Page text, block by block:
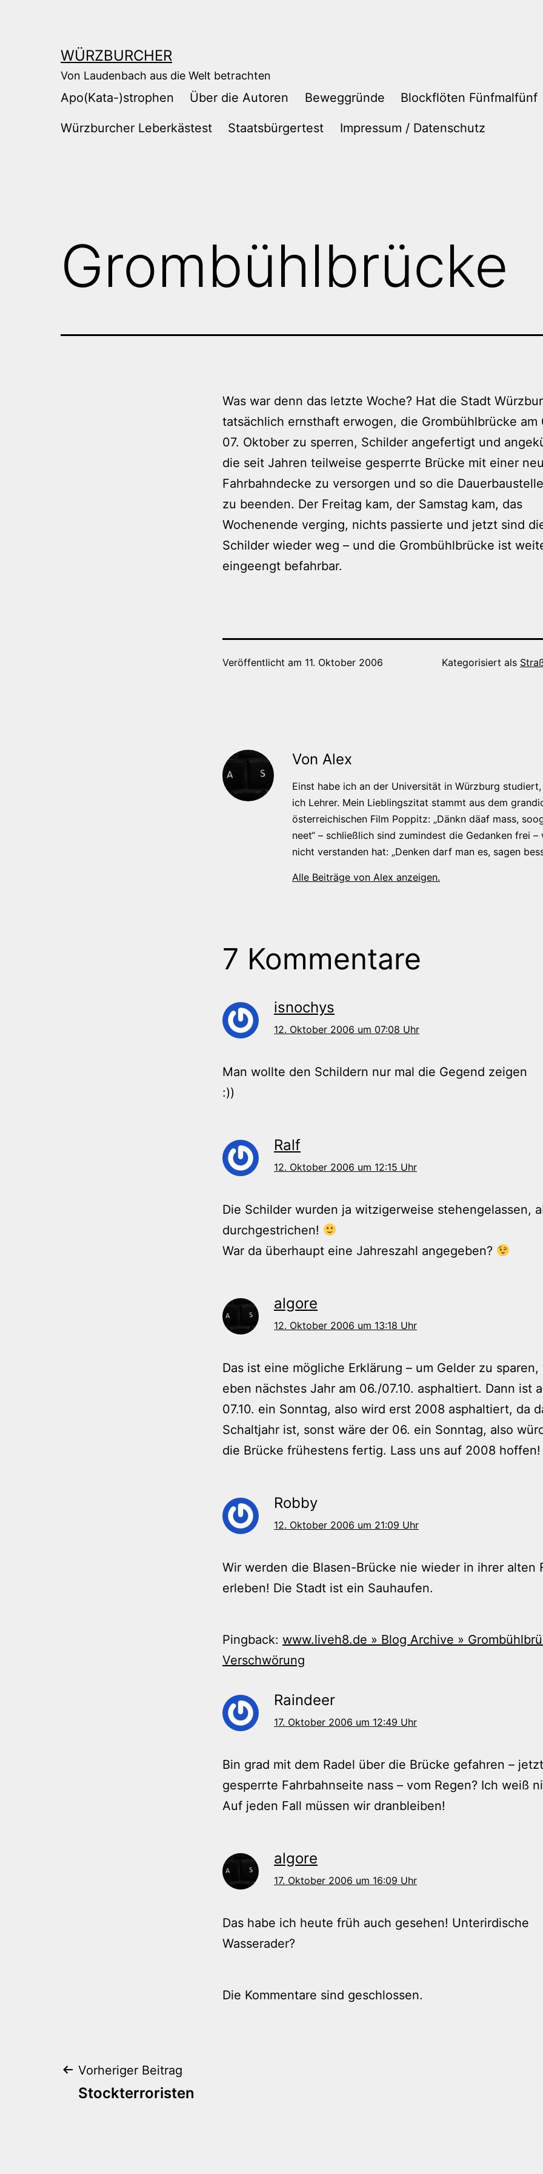
WÜRZBURCHER
Von Laudenbach aus die Welt betrachten
Apo(Kata-)strophen Über die Autoren Beweggründe Blockflöten Fünfmalfünf
Würzburcher Leberkästest Staatsbürgertest Impressum / Datenschutz
Grombühlbrücke
Was war denn das letzte Woche? Hat die Stadt
tatsächlich ernsthaft erwogen, die Grombühlbrücke am
07. Oktober zu sperren, Schilder angefertigt und
die seit Jahren teilweise gesperrte Brücke mit einer
Fahrbahndecke zu versorgen und so die
zu beenden. Der Freitag kam, der Samstag kam, das
Wochenende verging, nichts passierte und jetzt sind
Schilder wieder weg – und die Grombühlbrücke ist
eingeengt befahrbar.
Veröffentlicht am 11. Oktober 2006 Kategorisiert als
Von Alex
Einst habe ich an der Universität in Würzburg
ich Lehrer. Mein Lieblingszitat stammt aus dem
österreichischen Film Poppitz: „Dänkn däaf mass,
neet“ – schließlich sind zumindest die Gedanken frei –
nicht verstanden hat: „Denken darf man es, sagen
Alle Beiträge von Alex anzeigen.
7 Kommentare
isnochys
12. Oktober 2006 um 07:08 Uhr
Man wollte den Schildern nur mal die Gegend zeigen
:))
Ralf
12. Oktober 2006 um 12:15 Uhr
Die Schilder wurden ja witzigerweise stehengelassen,
durchgestrichen!
War da überhaupt eine Jahreszahl angegeben?
algore
12. Oktober 2006 um 13:18 Uhr
Das ist eine mögliche Erklärung – um Gelder zu sparen,
eben nächstes Jahr am 06./07.10. asphaltiert. Dann ist
07.10. ein Sonntag, also wird erst 2008 asphaltiert, da
Schaltjahr ist, sonst wäre der 06. ein Sonntag, also
die Brücke frühestens fertig. Lass uns auf 2008 hoffen!
Robby
12. Oktober 2006 um 21:09 Uhr
Wir werden die Blasen-Brücke nie wieder in ihrer alten
erleben! Die Stadt ist ein Sauhaufen.
Pingback: www.liveh8.de » Blog Archive »
Verschwörung
Raindeer
17. Oktober 2006 um 12:49 Uhr
Bin grad mit dem Radel über die Brücke gefahren –
gesperrte Fahrbahnseite nass – vom Regen? Ich weiß
Auf jeden Fall müssen wir dranbleiben!
algore
17. Oktober 2006 um 16:09 Uhr
Das habe ich heute früh auch gesehen! Unterirdische
Wasserader?
Die Kommentare sind geschlossen.
Beitragsnavigation
Vorheriger Beitrag
Stockterroristen